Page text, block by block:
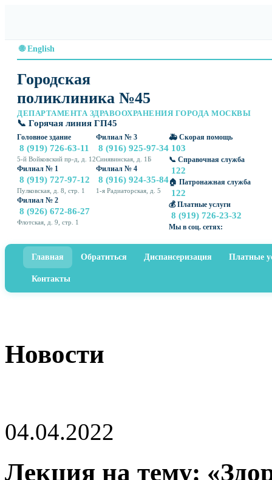
🌐 English
Городская
поликлиника №45
ДЕПАРТАМЕНТА ЗДРАВООХРАНЕНИЯ ГОРОДА МОСКВЫ
📞 Горячая линия ГП45
Головное здание
8 (919) 726-63-11
5-й Войковский пр-д, д. 12
Филиал № 1
8 (919) 727-97-12
Пулковская, д. 8, стр. 1
Филиал № 2
8 (926) 672-86-27
Флотская, д. 9, стр. 1
Филиал № 3
8 (916) 925-97-34
Синявинская, д. 1Б
Филиал № 4
8 (916) 924-35-84
1-я Радиаторская, д. 5
🚑 Скорая помощь
103
📞 Справочная служба
122
🏠 Патронажная служба
122
💰 Платные услуги
8 (919) 726-23-32
Мы в соц. сетях:
Главная Обратиться Диспансеризация Платные
Контакты
Новости
04.04.2022
Лекция на тему: